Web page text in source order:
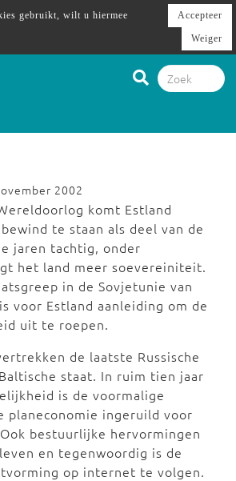
2002
komt Estland
te staan als deel van de
jaren tachtig, onder
het land meer soevereiniteit.
in de Sovjetunie van
voor Estland aanleiding om de
uit te roepen.
de laatste Russische
staat. In ruim tien jaar
is de voormalige
planeconomie ingeruild voor
bestuurlijke hervormingen
en tegenwoordig is de
op internet te volgen.
gebruikt, wilt u hiermee
Accepteer
Weiger